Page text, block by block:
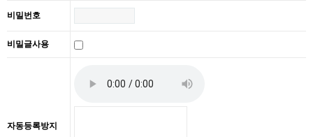
비밀번호
비밀글사용
자동등록방지